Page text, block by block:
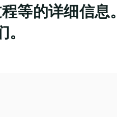
等的详细信息。